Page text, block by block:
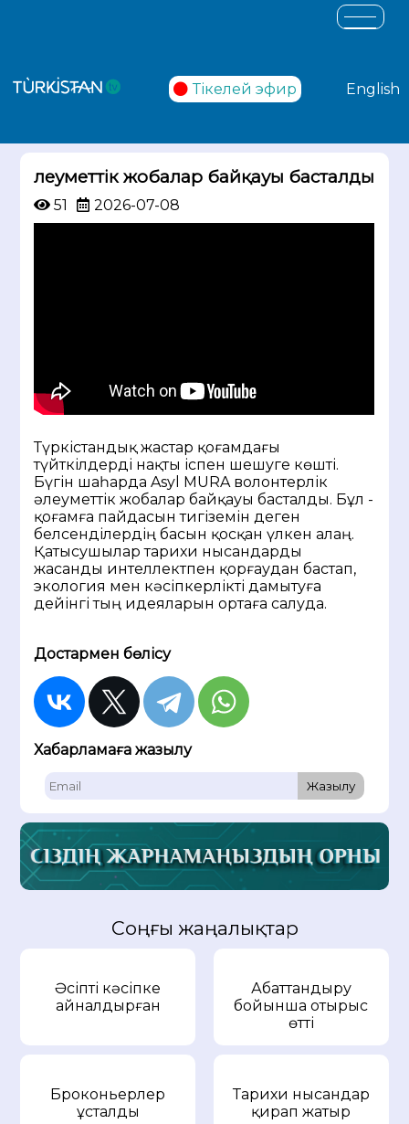
Тікелей эфир English
Әлеуметтік жобалар байқауы басталды
51 2026-07-08
Түркістандық жастар қоғамдағы
түйткілдерді нақты іспен шешуге көшті.
Бүгін шаһарда Asyl MURA волонтерлік
әлеуметтік жобалар байқауы басталды. Бұл -
қоғамға пайдасын тигіземін деген
белсенділердің басын қосқан үлкен алаң.
Қатысушылар тарихи нысандарды
жасанды интеллектпен қорғаудан бастап,
экология мен кәсіпкерлікті дамытуға
дейінгі тың идеяларын ортаға салуда.
Достармен бөлісу
Хабарламаға жазылу
Жазылу
Соңғы жаңалықтар
Әсіпті кәсіпке
айналдырған
Абаттандыру
бойынша отырыс
өтті
Броконьерлер
ұсталды
Тарихи нысандар
қирап жатыр